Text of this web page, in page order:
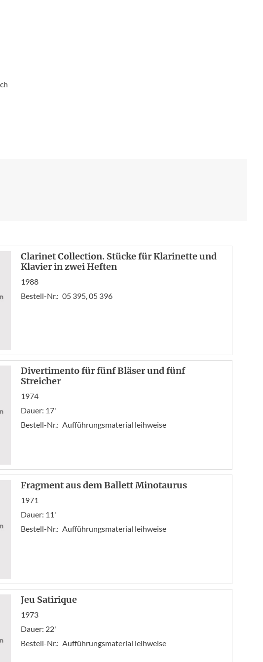
Clarinet Collection. Stücke für Klarinette und
Klavier in zwei Heften
1988
Bestell-Nr.: 05 395, 05 396
Divertimento für fünf Bläser und fünf
Streicher
1974
Dauer: 17'
Bestell-Nr.: Aufführungsmaterial leihweise
Fragment aus dem Ballett Minotaurus
1971
Dauer: 11'
Bestell-Nr.: Aufführungsmaterial leihweise
Jeu Satirique
1973
Dauer: 22'
Bestell-Nr.: Aufführungsmaterial leihweise